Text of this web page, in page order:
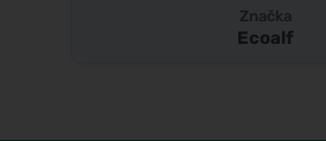
Značka
Ecoalf